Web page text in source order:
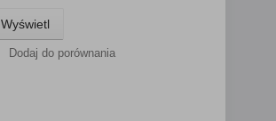
Wyświetl
Dodaj do porównania